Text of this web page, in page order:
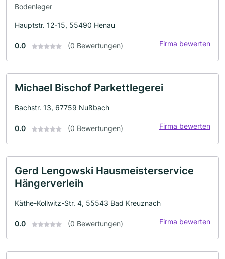
Bodenleger
Hauptstr. 12-15, 55490 Henau
0.0 (0 Bewertungen) Firma bewerten
Michael Bischof Parkettlegerei
Bachstr. 13, 67759 Nußbach
0.0 (0 Bewertungen) Firma bewerten
Gerd Lengowski Hausmeisterservice
Hängerverleih
Käthe-Kollwitz-Str. 4, 55543 Bad Kreuznach
0.0 (0 Bewertungen) Firma bewerten